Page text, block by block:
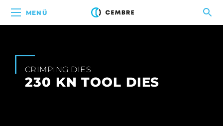
MENÜ
CRIMPING DIES
230 KN TOOL DIES